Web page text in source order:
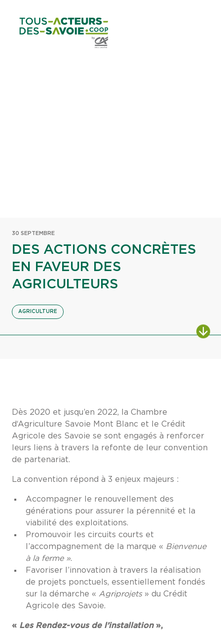
contenu
principal
30 SEPTEMBRE
DES ACTIONS CONCRÈTES
EN FAVEUR DES
AGRICULTEURS
AGRICULTURE
Dès 2020 et jusqu’en 2022, la Chambre
d‘Agriculture Savoie Mont Blanc et le Crédit
Agricole des Savoie se sont engagés à renforcer
leurs liens à travers la refonte de leur convention
de partenariat.
La convention répond à 3 enjeux majeurs :
Accompagner le renouvellement des
générations pour assurer la pérennité et la
viabilité des exploitations.
Promouvoir les circuits courts et
l’accompagnement de la marque « Bienvenue
à la ferme ».
Favoriser l’innovation à travers la réalisation
de projets ponctuels, essentiellement fondés
sur la démarche « Agriprojets» du Crédit
Agricole des Savoie.
« Les Rendez-vous de l’installation»,